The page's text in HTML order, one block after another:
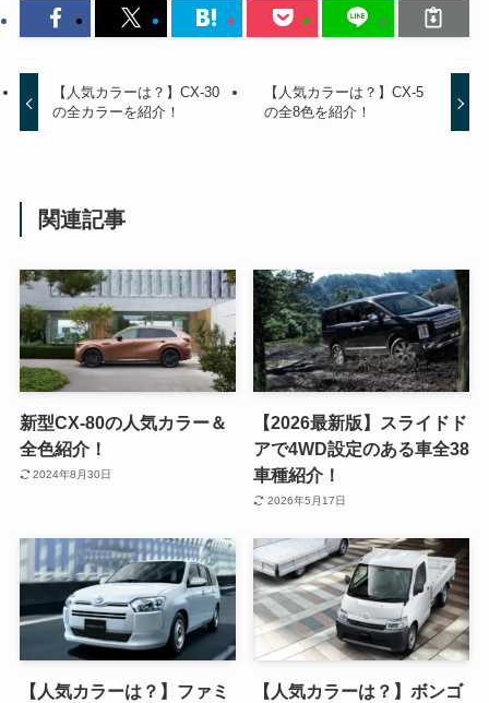
【人気カラーは？】CX-30
の全カラーを紹介！
【人気カラーは？】CX-5
の全8色を紹介！
関連記事
新型CX-80の人気カラー＆
全色紹介！
2024年8月30日
【2026最新版】スライドド
アで4WD設定のある車全38
車種紹介！
2026年5月17日
【人気カラーは？】ファミ
【人気カラーは？】ボンゴ